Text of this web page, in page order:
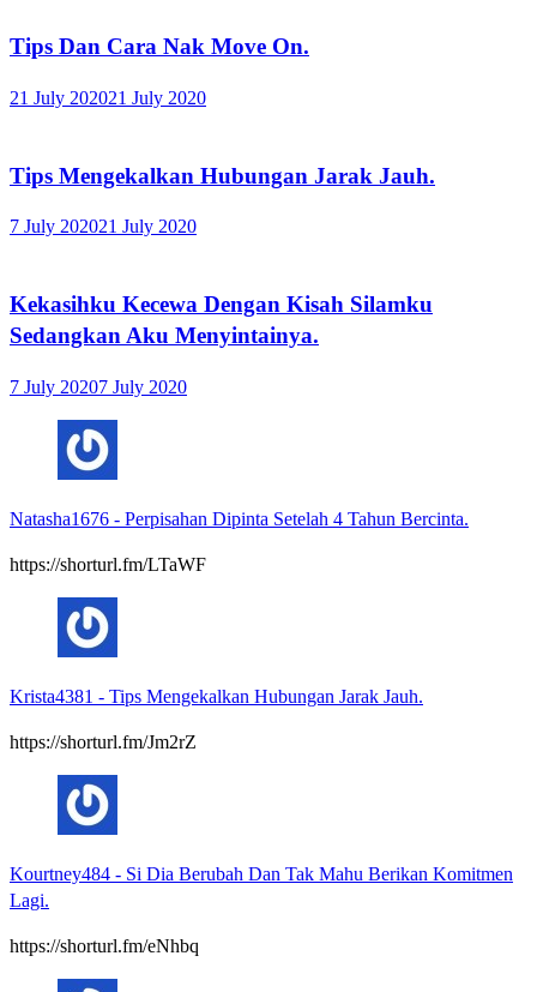
Tips Dan Cara Nak Move On.
21 July 202021 July 2020
Tips Mengekalkan Hubungan Jarak Jauh.
7 July 202021 July 2020
Kekasihku Kecewa Dengan Kisah Silamku
Sedangkan Aku Menyintainya.
7 July 20207 July 2020
Natasha1676 - Perpisahan Dipinta Setelah 4 Tahun Bercinta.
https://shorturl.fm/LTaWF
Krista4381 - Tips Mengekalkan Hubungan Jarak Jauh.
https://shorturl.fm/Jm2rZ
Kourtney484 - Si Dia Berubah Dan Tak Mahu Berikan Komitmen
Lagi.
https://shorturl.fm/eNhbq